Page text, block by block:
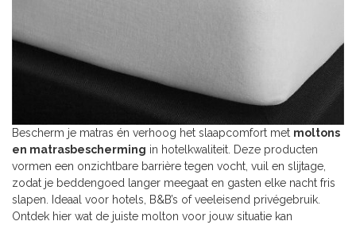
Bescherm je matras én verhoog het slaapcomfort met moltons
en matrasbescherming in hotelkwaliteit. Deze producten
vormen een onzichtbare barrière tegen vocht, vuil en slijtage,
zodat je beddengoed langer meegaat en gasten elke nacht fris
slapen. Ideaal voor hotels, B&B’s of veeleisend privégebruik.
Ontdek hier wat de juiste molton voor jouw situatie kan